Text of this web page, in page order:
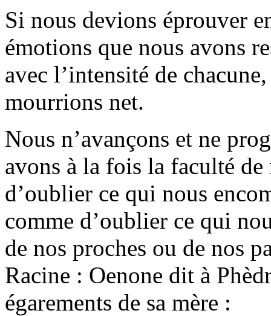
Si nous devions éprouver
émotions que nous avons
avec l’intensité de
mourrions net.
Nous n’avançons et ne
avons à la fois la faculté
d’oublier ce qui nous
comme d’oublier ce qui
de nos proches ou de nos
Racine : Oenone dit à
égarements de sa mère :